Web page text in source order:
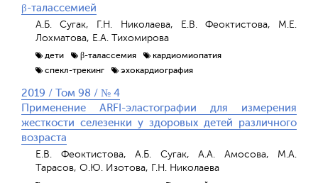
β-талассемией
А.Б. Сугак, Г.Н. Николаева, Е.В. Феоктистова, М.Е.
Лохматова, Е.А. Тихомирова
дети β-талассемия
кардиомиопатия
спекл-трекинг
эхокардиография
2019 / Том 98 / № 4
Применение ARFI-эластографии для измерения
жесткости селезенки у здоровых детей различного
возраста
Е.В. Феоктистова, А.Б. Сугак, А.А. Амосова, М.А.
Тарасов, О.Ю. Изотова, Г.Н. Николаева